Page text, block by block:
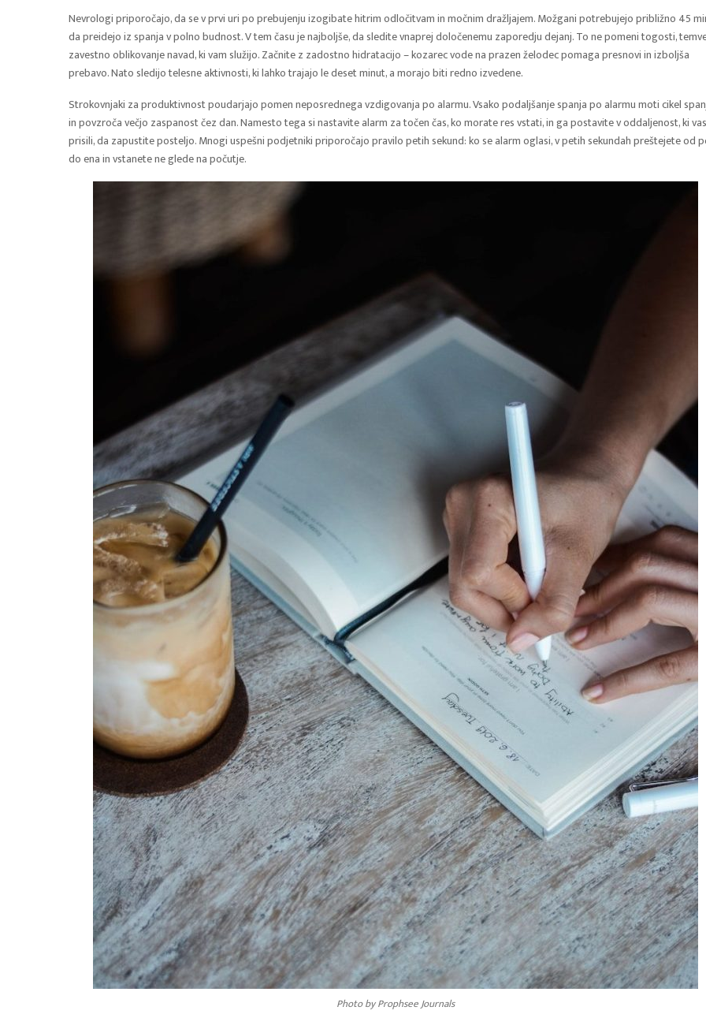
Nevrologi priporočajo, da se v prvi uri po prebujenju izogibate hitrim odločitvam in močnim dražljajem. Možgani potrebujejo približno 45
da preidejo iz spanja v polno budnost. V tem času je najboljše, da sledite vnaprej določenemu zaporedju dejanj. To ne pomeni togosti,
zavestno oblikovanje navad, ki vam služijo. Začnite z zadostno hidratacijo – kozarec vode na prazen želodec pomaga presnovi in izboljša
prebavo. Nato sledijo telesne aktivnosti, ki lahko trajajo le deset minut, a morajo biti redno izvedene.
Strokovnjaki za produktivnost poudarjajo pomen neposrednega vzdigovanja po alarmu. Vsako podaljšanje spanja po alarmu moti cikel
in povzroča večjo zaspanost čez dan. Namesto tega si nastavite alarm za točen čas, ko morate res vstati, in ga postavite v oddaljenost, ki vas
prisili, da zapustite posteljo. Mnogi uspešni podjetniki priporočajo pravilo petih sekund: ko se alarm oglasi, v petih sekundah preštejete od
do ena in vstanete ne glede na počutje.
Photo by Prophsee Journals